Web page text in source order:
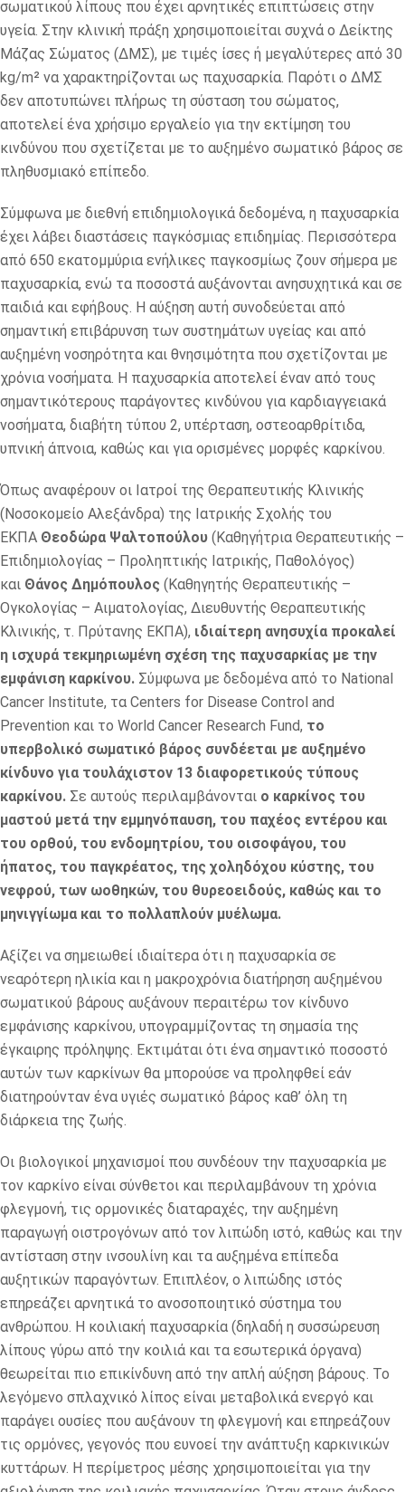
σωματικού λίπους που έχει αρνητικές επιπτώσεις στην
υγεία. Στην κλινική πράξη χρησιμοποιείται συχνά ο Δείκτης
Μάζας Σώματος (ΔΜΣ), με τιμές ίσες ή μεγαλύτερες από 30
kg/m² να χαρακτηρίζονται ως παχυσαρκία. Παρότι ο ΔΜΣ
δεν αποτυπώνει πλήρως τη σύσταση του σώματος,
αποτελεί ένα χρήσιμο εργαλείο για την εκτίμηση του
κινδύνου που σχετίζεται με το αυξημένο σωματικό βάρος σε
πληθυσμιακό επίπεδο.
Σύμφωνα με διεθνή επιδημιολογικά δεδομένα, η παχυσαρκία
έχει λάβει διαστάσεις παγκόσμιας επιδημίας. Περισσότερα
από 650 εκατομμύρια ενήλικες παγκοσμίως ζουν σήμερα με
παχυσαρκία, ενώ τα ποσοστά αυξάνονται ανησυχητικά και σε
παιδιά και εφήβους. Η αύξηση αυτή συνοδεύεται από
σημαντική επιβάρυνση των συστημάτων υγείας και από
αυξημένη νοσηρότητα και θνησιμότητα που σχετίζονται με
χρόνια νοσήματα. Η παχυσαρκία αποτελεί έναν από τους
σημαντικότερους παράγοντες κινδύνου για καρδιαγγειακά
νοσήματα, διαβήτη τύπου 2, υπέρταση, οστεοαρθρίτιδα,
υπνική άπνοια, καθώς και για ορισμένες μορφές καρκίνου.
Όπως αναφέρουν οι Ιατροί της Θεραπευτικής Κλινικής
(Νοσοκομείο Αλεξάνδρα) της Ιατρικής Σχολής του
ΕΚΠΑ Θεοδώρα Ψαλτοπούλου (Καθηγήτρια Θεραπευτικής –
Επιδημιολογίας – Προληπτικής Ιατρικής, Παθολόγος)
και Θάνος Δημόπουλος (Καθηγητής Θεραπευτικής –
Ογκολογίας – Αιματολογίας, Διευθυντής Θεραπευτικής
Κλινικής, τ. Πρύτανης ΕΚΠΑ), ιδιαίτερη ανησυχία προκαλεί
η ισχυρά τεκμηριωμένη σχέση της παχυσαρκίας με την
εμφάνιση καρκίνου. Σύμφωνα με δεδομένα από το National
Cancer Institute, τα Centers for Disease Control and
Prevention και το World Cancer Research Fund, το
υπερβολικό σωματικό βάρος συνδέεται με αυξημένο
κίνδυνο για τουλάχιστον 13 διαφορετικούς τύπους
καρκίνου. Σε αυτούς περιλαμβάνονται ο καρκίνος του
μαστού μετά την εμμηνόπαυση, του παχέος εντέρου και
του ορθού, του ενδομητρίου, του οισοφάγου, του
ήπατος, του παγκρέατος, της χοληδόχου κύστης, του
νεφρού, των ωοθηκών, του θυρεοειδούς, καθώς και το
μηνιγγίωμα και το πολλαπλούν μυέλωμα.
Αξίζει να σημειωθεί ιδιαίτερα ότι η παχυσαρκία σε
νεαρότερη ηλικία και η μακροχρόνια διατήρηση αυξημένου
σωματικού βάρους αυξάνουν περαιτέρω τον κίνδυνο
εμφάνισης καρκίνου, υπογραμμίζοντας τη σημασία της
έγκαιρης πρόληψης. Εκτιμάται ότι ένα σημαντικό ποσοστό
αυτών των καρκίνων θα μπορούσε να προληφθεί εάν
διατηρούνταν ένα υγιές σωματικό βάρος καθ’ όλη τη
διάρκεια της ζωής.
Οι βιολογικοί μηχανισμοί που συνδέουν την παχυσαρκία με
τον καρκίνο είναι σύνθετοι και περιλαμβάνουν τη χρόνια
φλεγμονή, τις ορμονικές διαταραχές, την αυξημένη
παραγωγή οιστρογόνων από τον λιπώδη ιστό, καθώς και την
αντίσταση στην ινσουλίνη και τα αυξημένα επίπεδα
αυξητικών παραγόντων. Επιπλέον, ο λιπώδης ιστός
επηρεάζει αρνητικά το ανοσοποιητικό σύστημα του
ανθρώπου. Η κοιλιακή παχυσαρκία (δηλαδή η συσσώρευση
λίπους γύρω από την κοιλιά και τα εσωτερικά όργανα)
θεωρείται πιο επικίνδυνη από την απλή αύξηση βάρους. Το
λεγόμενο σπλαχνικό λίπος είναι μεταβολικά ενεργό και
παράγει ουσίες που αυξάνουν τη φλεγμονή και επηρεάζουν
τις ορμόνες, γεγονός που ευνοεί την ανάπτυξη καρκινικών
κυττάρων. Η περίμετρος μέσης χρησιμοποιείται για την